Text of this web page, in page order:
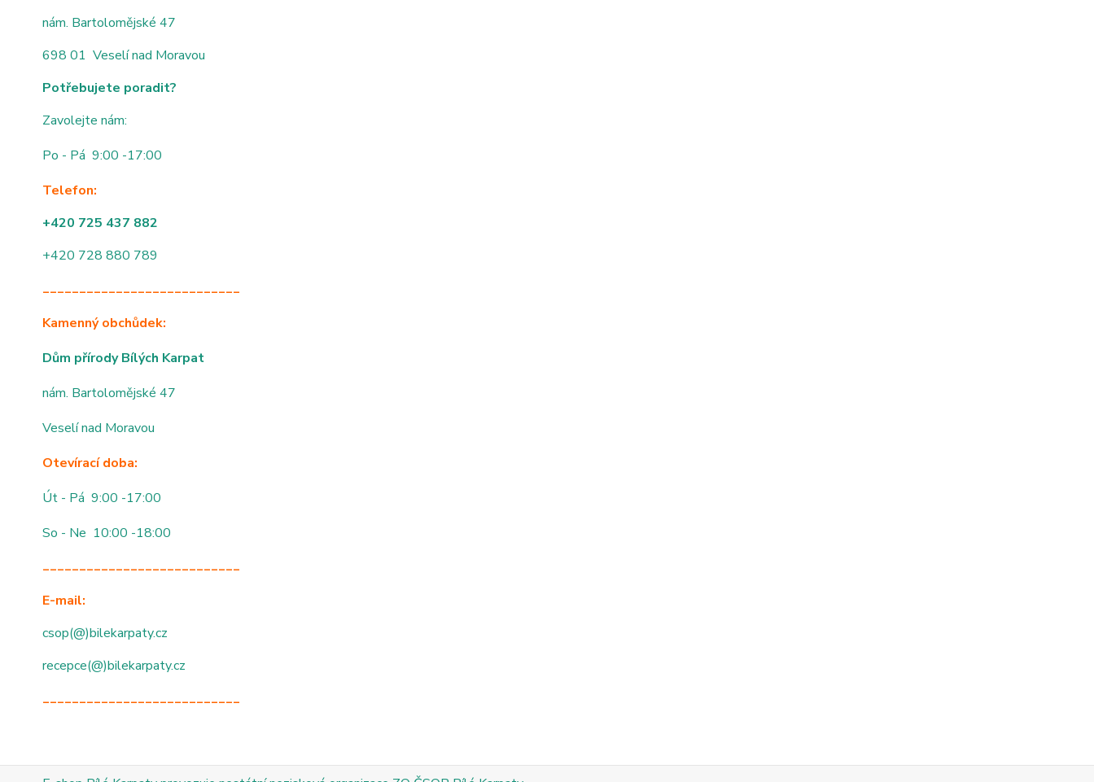
nám. Bartolomějské 47
698 01 Veselí nad Moravou
Potřebujete poradit?
Zavolejte nám:
Po - Pá 9:00 -17:00
Telefon:
+420 725 437 882
+420 728 880 789
___________________________
Kamenný obchůdek:
Dům přírody Bílých Karpat
nám. Bartolomějské 47
Veselí nad Moravou
Otevírací doba:
Út - Pá 9:00 -17:00
So - Ne 10:00 -18:00
___________________________
E-mail:
csop(@)bilekarpaty.cz
recepce(@)bilekarpaty.cz
___________________________